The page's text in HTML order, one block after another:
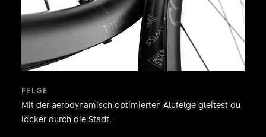
FELGE
Mit der aerodynamisch optimierten Alufelge gleitest du
locker durch die Stadt.